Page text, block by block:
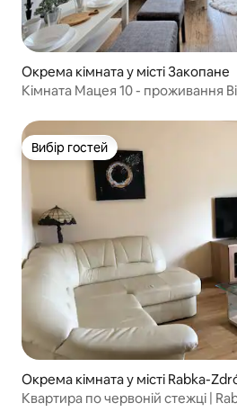
Окрема кімната у місті Закопане
Кімната Мацея 10 - проживання Відкрийте для себе
Вибір гостей
Вибір гостей
Окрема кімната у місті Rabka-
Квартира по червоній стежці |